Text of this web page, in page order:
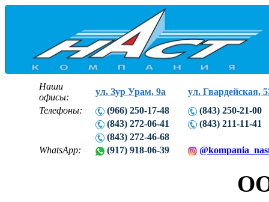
Наши
офисы:
ул. Зур Урам, 9а
ул. Гвардейская,
Телефоны:
(966) 250-17-48
(843) 250-21-00
(843) 272-06-41
(843) 211-11-41
(843) 272-46-68
WhatsApp:
(917) 918-06-39